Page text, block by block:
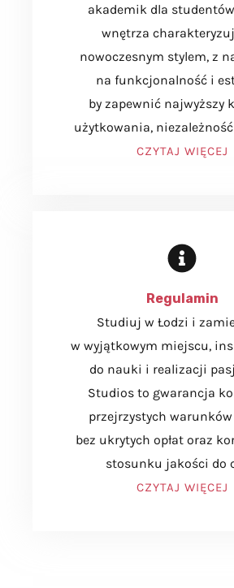
akademik dla
wnętrza
nowoczesnym stylem, z
na funkcjonalność i
by zapewnić najwyższy
użytkowania,
CZYTAJ WIĘCEJ
Regulamin
Studiuj w Łodzi i
w wyjątkowym miejscu,
do nauki i realizacji
Studios to gwarancja
przejrzystych
bez ukrytych opłat oraz
stosunku jakości do
CZYTAJ WIĘCEJ